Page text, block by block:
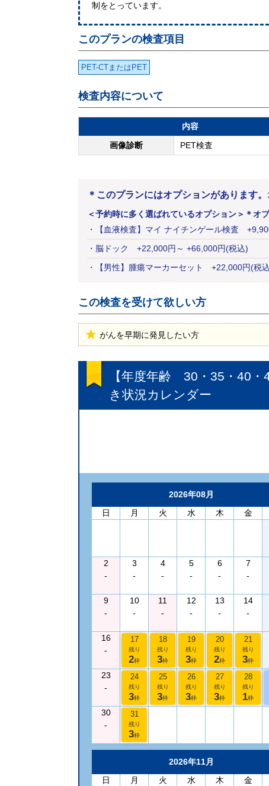
制をとっています。
このプランの検査項目
PET-CTまたはPET
検査内容について
内容
画像診断
PET検査
＊このプランにはオプションがあります
＜予約時に多く選ばれているオプション＞ ＊オ
・
【血液検査】マイ ナイチンゲール検査 +
・ 脳ドック +22,000円 ～ +66,000円(税込)
・
【男性】腫瘍マーカーセット +22,000円(税
この検査を受けて欲しい方
がんを早期に発見したい方
【年度年齢 30・35・40
き状況カレンダー
2026年08月
日
月 火 水 木 金
2
-
3
-
4
-
5
-
6
-
7
-
9
-
10
-
11
-
12
-
13
-
14
-
16
-
17
残り
2枠
18
残り
3枠
19
残り
3枠
20
残り
2枠
21
残り
3枠
23
-
24
残り
3枠
25
残り
3枠
26
残り
3枠
27
残り
3枠
28
残り
1枠
30
-
31
残り
3枠
2026年11月
日
月 火 水 木 金